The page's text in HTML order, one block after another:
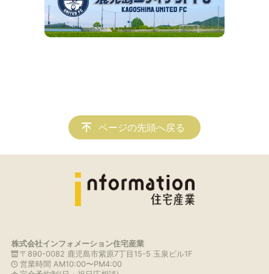
ページの先頭へ戻る
株式会社インフォメーション住宅産業
〒890-0082 鹿児島市紫原7丁目15-5 玉泉ビル1F
営業時間 AM10:00〜PM4:00